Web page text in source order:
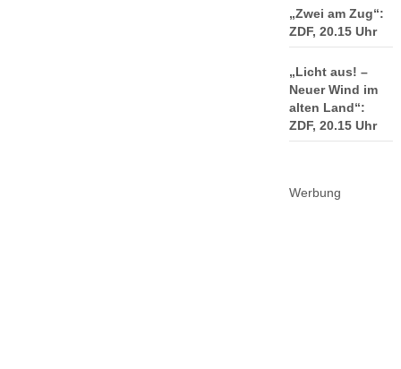
„Zwei am Zug“:
ZDF, 20.15 Uhr
„Licht aus! –
Neuer Wind im
alten Land“:
ZDF, 20.15 Uhr
Werbung